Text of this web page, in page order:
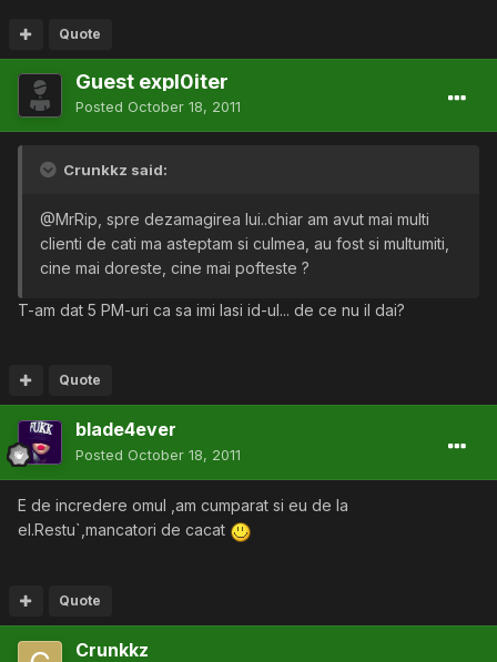
Quote
Guest expl0iter
Posted October 18, 2011
Crunkkz said:
@MrRip, spre dezamagirea lui..chiar am avut mai multi
clienti de cati ma asteptam si culmea, au fost si multumiti,
cine mai doreste, cine mai pofteste ?
T-am dat 5 PM-uri ca sa imi lasi id-ul... de ce nu il dai?
Quote
blade4ever
Posted October 18, 2011
E de incredere omul ,am cumparat si eu de la
el.Restu`,mancatori de cacat
Quote
Crunkkz